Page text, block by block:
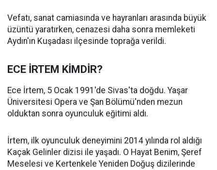
Vefatı, sanat camiasında ve hayranları arasında büyük
üzüntü yaratırken, cenazesi daha sonra memleketi
Aydın'ın Kuşadası ilçesinde toprağa verildi.
ECE İRTEM KİMDİR?
Ece İrtem, 5 Ocak 1991'de Sivas'ta doğdu. Yaşar
Üniversitesi Opera ve Şan Bölümü'nden mezun
olduktan sonra oyunculuk eğitimi aldı.
İrtem, ilk oyunculuk deneyimini 2014 yılında rol aldığı
Kaçak Gelinler dizisi ile yaşadı. O Hayat Benim, Şeref
Meselesi ve Kertenkele Yeniden Doğuş dizilerinde